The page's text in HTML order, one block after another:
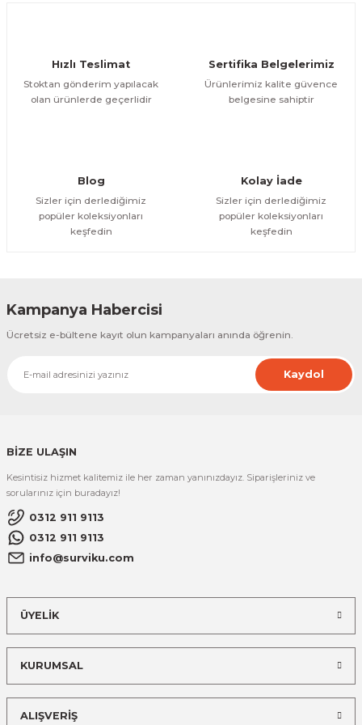
Bu ürüne benzer farklı alternatifler olmalı.
Hızlı Teslimat
Stoktan gönderim yapılacak
olan ürünlerde geçerlidir
Sertifika Belgelerimiz
Ürünlerimiz kalite güvence
belgesine sahiptir
Blog
Sizler için derlediğimiz
popüler koleksiyonları
keşfedin
Kolay İade
Sizler için derlediğimiz
popüler koleksiyonları
keşfedin
Kampanya Habercisi
Ücretsiz e-bültene kayıt olun kampanyaları anında öğrenin.
Kaydol
BİZE ULAŞIN
Kesintisiz hizmet kalitemiz ile her zaman yanınızdayız. Siparişleriniz ve
sorularınız için buradayız!
0312 911 9113
0312 911 9113
info@surviku.com
ÜYELİK
KURUMSAL
ALIŞVERİŞ